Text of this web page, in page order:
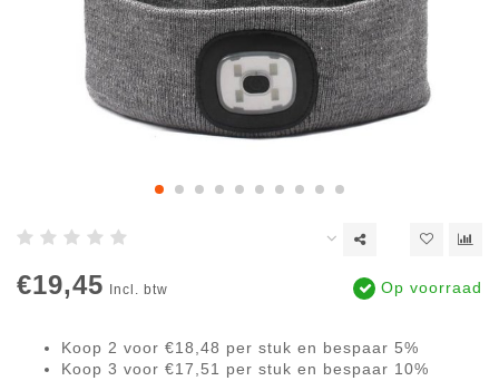
€19,45 Incl. btw Op voorraad
Koop 2 voor €18,48 per stuk en bespaar 5%
Koop 3 voor €17,51 per stuk en bespaar 10%